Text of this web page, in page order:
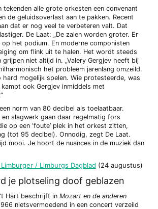
tekenden alle grote orkesten een convenant
de geluidsoverlast aan te pakken. Recent
dat er nog veel te verbeteren valt. Dat
De Laat: „De zalen worden groter. Er
het podium. En moderne componisten
om flink uit te halen. Het wordt steeds
grijpen niet altijd in. „Valery Gergjev heeft bij
het probleem jarenlang omzeild.
hard mogelijk spelen. Wie protesteerde, was
kampt ook Gergjev inmiddels met
norm van 80 decibel als toelaatbaar.
en slagwerk gaan daar regelmatig fors
op een ‘foute’ plek in het orkest zitten,
(tot 95 decibel). Onnodig, zegt De Laat.
mooi. Je hoort de nuances in de muziek dan
/ Limburgs Dagblad (24 augustus)
je plotseling doof geblazen
Hart beschrijft in Mozart en de anderen
nietsvermoedend in een concert verzeild